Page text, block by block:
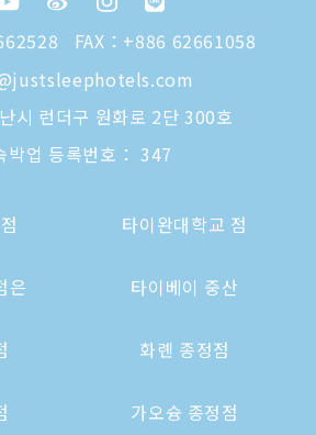
FAX：+886 62661058
시 런더구 원화로 2단 300호
박업 등록번호： 347
타이완대학교 점
은 타이베이 중산
화롄 종정점
가오슝 종정점